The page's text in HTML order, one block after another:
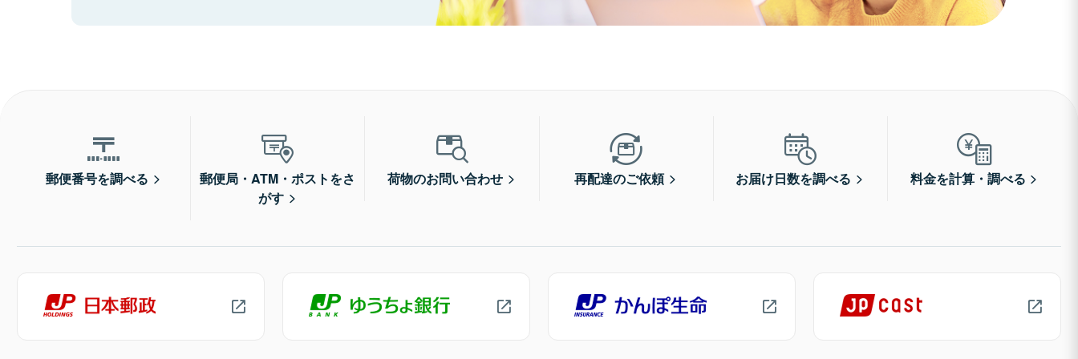
郵便番号を調べる
郵便局・ATM・ポストをさ
がす
荷物のお問い合わせ 再配達のご依頼 お届け日数を調べる 料金を計算・調べる